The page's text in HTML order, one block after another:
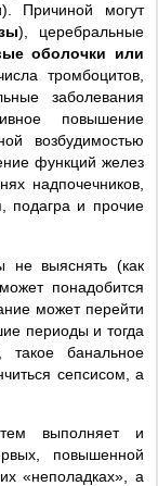
Причиной могут
), церебральные
оболочки или
тромбоцитов,
заболевания
повышение
возбудимостью
функций желез
надпочечников,
подагра и прочие
не выяснять (как
понадобится
может перейти
периоды и тогда
такое банальное
сепсисом, а
выполняет и
повышенной
«неполадках», а